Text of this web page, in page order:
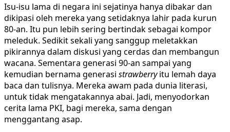
Isu-isu lama di negara ini sejatinya hanya dibakar dan
dikipasi oleh mereka yang setidaknya lahir pada kurun
80-an. Itu pun lebih sering bertindak sebagai kompor
meleduk. Sedikit sekali yang sanggup meletakkan
pikirannya dalam diskusi yang cerdas dan membangun
wacana. Sementara generasi 90-an sampai yang
kemudian bernama generasi strawberryitu lemah daya
baca dan tulisnya. Mereka awam pada dunia literasi,
untuk tidak mengatakannya abai. Jadi, menyodorkan
cerita lama PKI, bagi mereka, sama dengan
menggantang asap.